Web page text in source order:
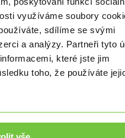
využíváme soubory
sdílíme se svými
a analýzy. Partneři tyto
které jste jim
toho, že používáte